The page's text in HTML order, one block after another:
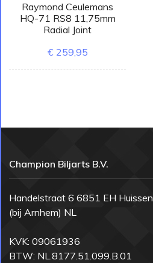
Raymond Ceulemans
HQ-71 RS8 11,75mm
Radial Joint
€ 259,95
Champion Biljarts B.V.
Handelstraat 6 6851 EH Huissen
(bij Arnhem) NL
KVK: 09061936
BTW: NL.8177.51.099.B.01